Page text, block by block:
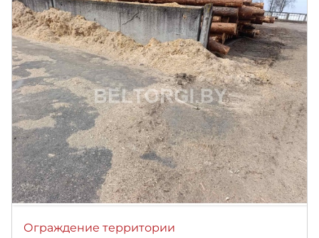
Ограждение территории